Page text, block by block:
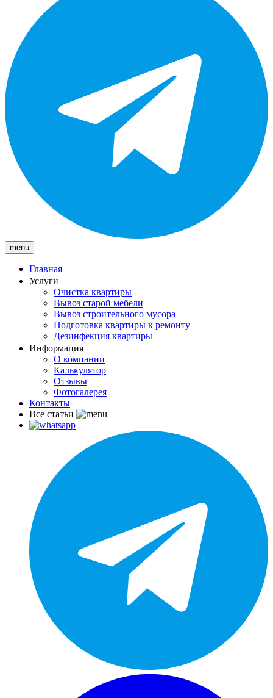
menu
Главная
Услуги
Очистка квартиры
Вывоз старой мебели
Вывоз строительного мусора
Подготовка квартиры к ремонту
Дезинфекция квартиры
Информация
О компании
Калькулятор
Отзывы
Фотогалерея
Контакты
Все статьи